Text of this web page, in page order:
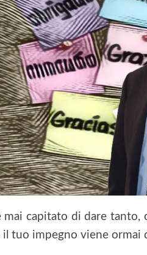
mai capitato di dare
il tuo impegno viene ormai